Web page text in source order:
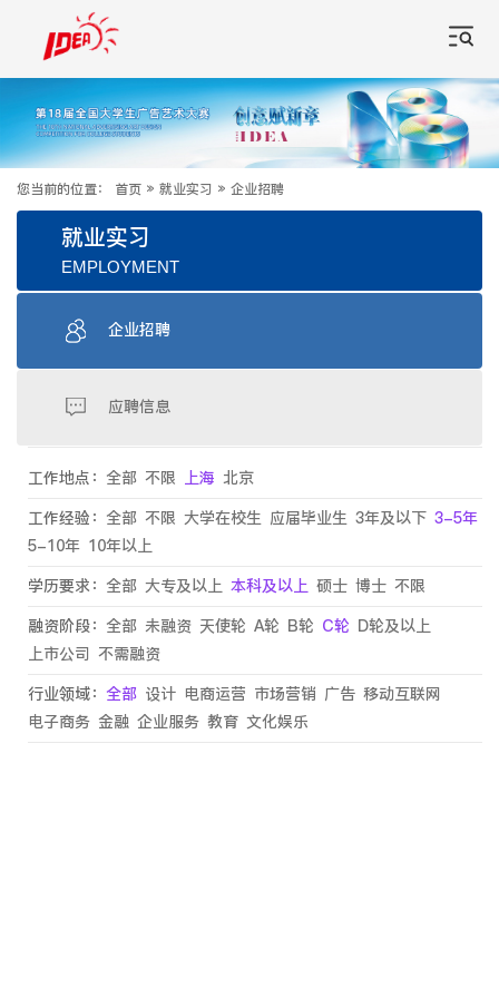
您当前的位置： 首页 » 就业实习 » 企业招聘
就业实习
EMPLOYMENT
企业招聘
应聘信息
工作地点： 全部 不限 上海 北京
工作经验： 全部 不限 大学在校生 应届毕业生 3年及以下 3-5年
5-10年 10年以上
学历要求： 全部 大专及以上 本科及以上 硕士 博士 不限
融资阶段： 全部 未融资 天使轮 A轮 B轮 C轮 D轮及以上
上市公司 不需融资
行业领域： 全部 设计 电商运营 市场营销 广告 移动互联网
电子商务 金融 企业服务 教育 文化娱乐